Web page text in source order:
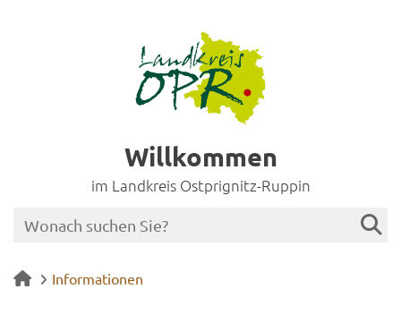
Willkommen
im Landkreis Ostprignitz-Ruppin
Informationen